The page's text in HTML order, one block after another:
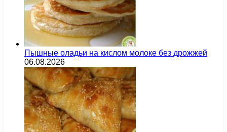
Пышные оладьи на кислом молоке без дрожжей
06.08.2026